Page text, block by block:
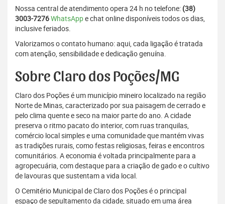
Nossa central de atendimento opera 24 h no telefone: (38)
3003-7276WhatsAppe chat online disponíveis todos os dias,
inclusive feriados.
Valorizamos o contato humano: aqui, cada ligação é tratada
com atenção, sensibilidade e dedicação genuína.
Sobre Claro dos Poções/MG
Claro dos Poções é um município mineiro localizado na região
Norte de Minas, caracterizado por sua paisagem de cerrado e
pelo clima quente e seco na maior parte do ano. A cidade
preserva o ritmo pacato do interior, com ruas tranquilas,
comércio local simples e uma comunidade que mantém vivas
as tradições rurais, como festas religiosas, feiras e encontros
comunitários. A economia é voltada principalmente para a
agropecuária, com destaque para a criação de gado e o cultivo
de lavouras que sustentam a vida local.
O Cemitério Municipal de Claro dos Poções é o principal
espaço de sepultamento da cidade, situado em uma área